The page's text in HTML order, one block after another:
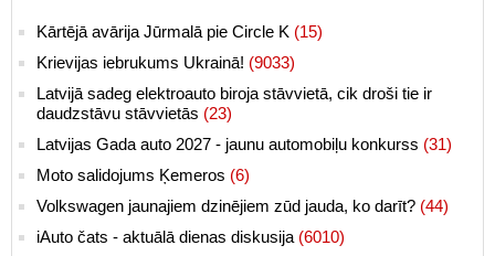
Kārtējā avārija Jūrmalā pie Circle K (15)
Krievijas iebrukums Ukrainā! (9033)
Latvijā sadeg elektroauto biroja stāvvietā, cik droši tie ir
daudzstāvu stāvvietās (23)
Latvijas Gada auto 2027 - jaunu automobiļu konkurss (31)
Moto salidojums Ķemeros (6)
Volkswagen jaunajiem dzinējiem zūd jauda, ko darīt? (44)
iAuto čats - aktuālā dienas diskusija (6010)